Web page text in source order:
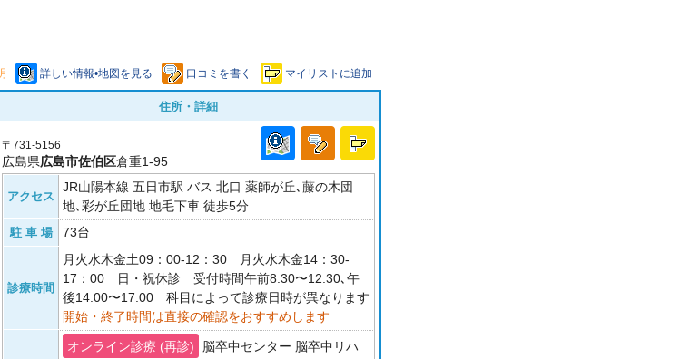
詳しい情報•地図を見る 口コミを書く マイリストに追加
住所・詳細
〒731-5156
広島県広島市佐伯区倉重1-95
アクセス
JR山陽本線 五日市駅 バス 北口 薬師が丘､藤の木団
地､彩が丘団地 地毛下車 徒歩5分
駐 車 場 73台
診療時間
月火水木金土09：00-12：30 月火水木金14：30-
17：00 日・祝休診 受付時間午前8:30〜12:30､午
後14:00〜17:00 科目によって診療日時が異なります
開始・終了時間は直接の確認をおすすめします
オンライン診療 (再診)
脳卒中センター 脳卒中リハ